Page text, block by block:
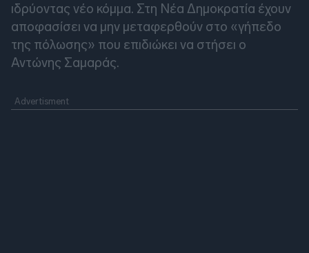
ιδρύοντας νέο κόμμα. Στη Νέα Δημοκρατία έχουν
αποφασίσει να μην μεταφερθούν στο «γήπεδο
της πόλωσης» που επιδιώκει να στήσει ο
Αντώνης Σαμαράς.